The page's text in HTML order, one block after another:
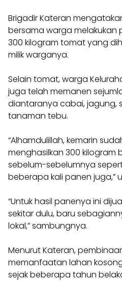
Brigadir Kateran
bersama warga melakukan
300 kilogram tomat yang
milik warganya.
Selain tomat, warga
juga telah memanen
diantaranya cabai, jagung,
tanaman tebu.
“Alhamdulillah, kemarin
menghasilkan 300 kilogram
sebelum-sebelumnya
beberapa kali panen juga,”
“Untuk hasil panenya ini
sekitar dulu, baru
lokal,” sambungnya.
Menurut Kateran,
memanfaatan lahan
sejak beberapa tahun